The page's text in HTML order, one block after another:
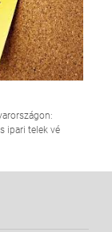
ipari telek vé